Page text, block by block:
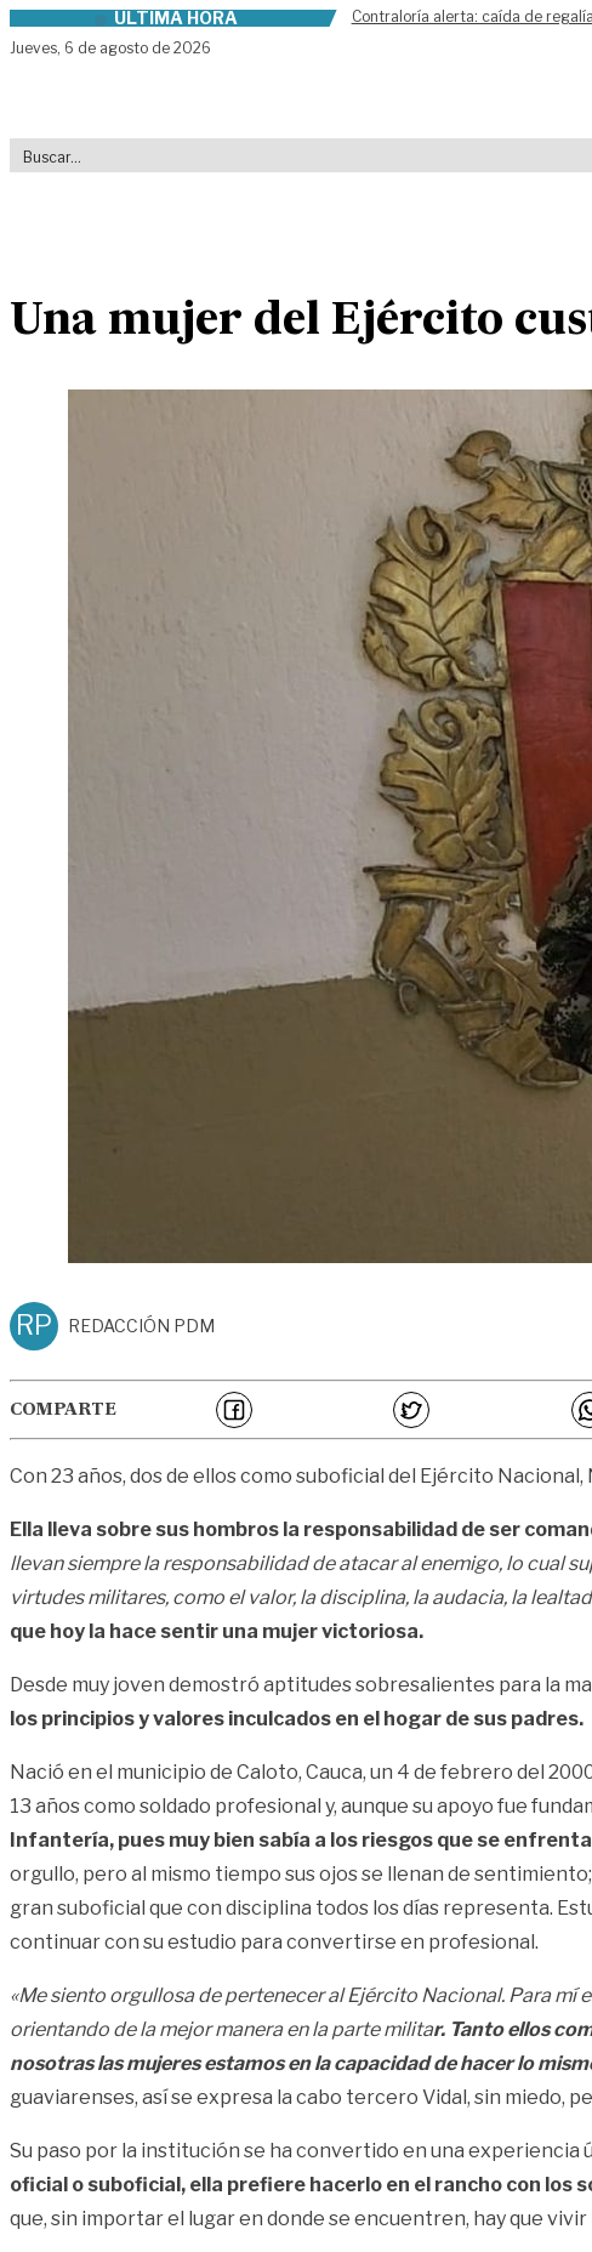
Skip to contentÚLTIMA HORA
Contraloría alerta: caída de
Jueves, 6 de agosto de 2026
Una mujer del Ejército
RP REDACCIÓN PDM
COMPARTE
Con 23 años, dos de ellos como suboficial del Ejército
Ella lleva sobre sus hombros la responsabilidad de ser
llevan siempre la responsabilidad de atacar al enemigo, lo cual
virtudes militares, como el valor, la disciplina, la audacia, la
que hoy la hace sentir una mujer victoriosa.
Desde muy joven demostró aptitudes sobresalientes para la
los principios y valores inculcados en el hogar de sus padres.
Nació en el municipio de Caloto, Cauca, un 4 de febrero del
13 años como soldado profesional y, aunque su apoyo fue
Infantería, pues muy bien sabía a los riesgos que se
orgullo, pero al mismo tiempo sus ojos se llenan de
gran suboficial que con disciplina todos los días representa.
continuar con su estudio para convertirse en profesional.
«Me siento orgullosa de pertenecer al Ejército Nacional. Para
orientando de la mejor manera en la parte militar. Tanto ellos
nosotras las mujeres estamos en la capacidad de hacer lo
guaviarenses, así se expresa la cabo tercero Vidal, sin miedo,
Su paso por la institución se ha convertido en una experiencia
oficial o suboficial, ella prefiere hacerlo en el rancho con los
que, sin importar el lugar en donde se encuentren, hay que